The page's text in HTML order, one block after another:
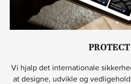
PROTECT
Vi hjalp det internationale
at designe, udvikle og